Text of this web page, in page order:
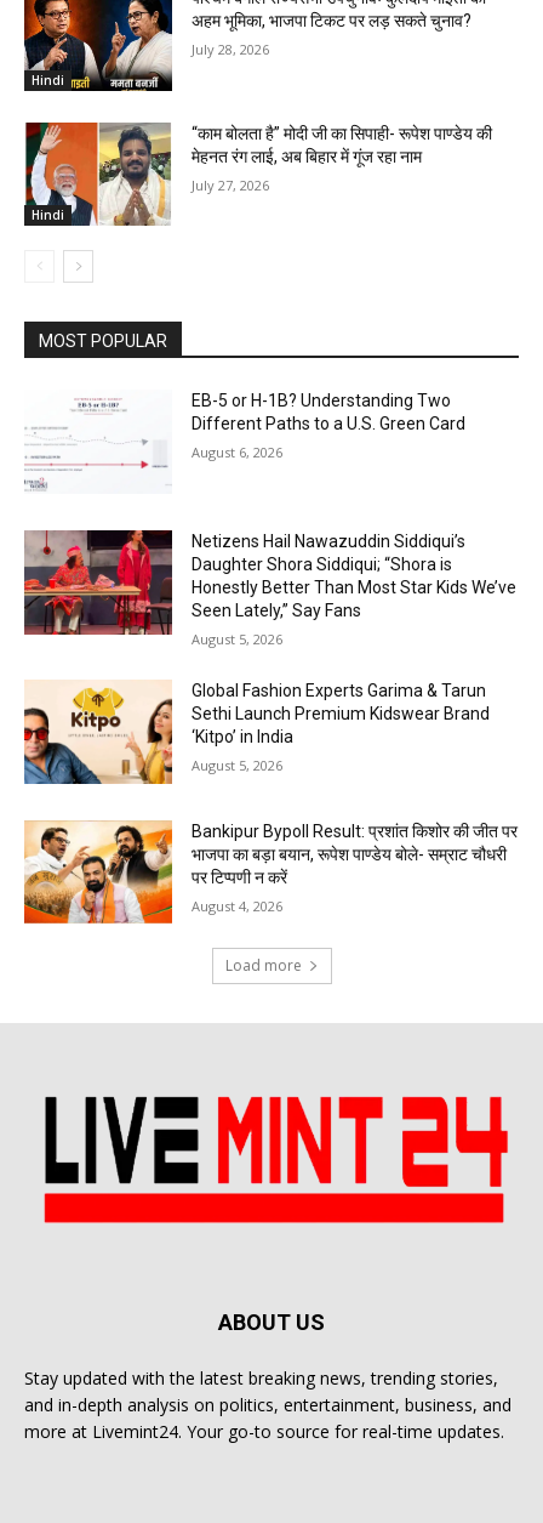
Hindi
अहम भूमिका, भाजपा टिकट पर लड़ सकते चुनाव?
July 28, 2026
Hindi
“काम बोलता है” मोदी जी का सिपाही- रूपेश पाण्डेय की
मेहनत रंग लाई, अब बिहार में गूंज रहा नाम
July 27, 2026
MOST POPULAR
EB-5 or H-1B? Understanding Two
Different Paths to a U.S. Green Card
August 6, 2026
Netizens Hail Nawazuddin Siddiqui’s
Daughter Shora Siddiqui; “Shora is
Honestly Better Than Most Star Kids We’ve
Seen Lately,” Say Fans
August 5, 2026
Global Fashion Experts Garima & Tarun
Sethi Launch Premium Kidswear Brand
‘Kitpo’ in India
August 5, 2026
Bankipur Bypoll Result: प्रशांत किशोर की जीत पर
भाजपा का बड़ा बयान, रूपेश पाण्डेय बोले- सम्राट चौधरी
पर टिप्पणी न करें
August 4, 2026
Load more
ABOUT US
Stay updated with the latest breaking news, trending stories,
and in-depth analysis on politics, entertainment, business, and
more at Livemint24. Your go-to source for real-time updates.